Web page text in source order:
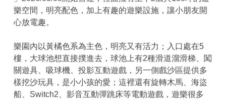
樂空間，明亮配色，加上有趣的遊樂設施，讓小朋友開
心放電趣。
樂園內以黃橘色系為主色，明亮又有活力；入口處在5
樓，大球池想直接撲進去，球池上有2種滑道溜滑梯、闖
關遊具、吸球機、投影互動遊戲，另一側戲沙區提供多
樣挖沙玩具，是小小孩的愛；這裡還有旋轉木馬、海盜
船、Switch2、影音互動彈跳床等電動遊戲，遊樂很多